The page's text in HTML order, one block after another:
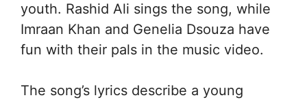
youth. Rashid Ali sings the song, while
Imraan Khan and Genelia Dsouza have
fun with their pals in the music video.
The song’s lyrics describe a young